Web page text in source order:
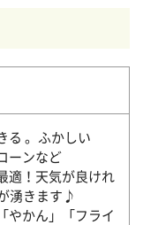
る 。ふかしい
ーンなど
適！天気が良けれ
湧きます♪
やかん」「フライ